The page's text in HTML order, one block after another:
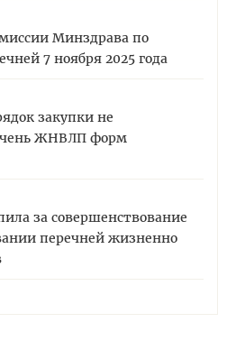
Минздрава по
7 ноября 2025 года
закупки не
ЖНВЛП форм
за совершенствование
перечней жизненно